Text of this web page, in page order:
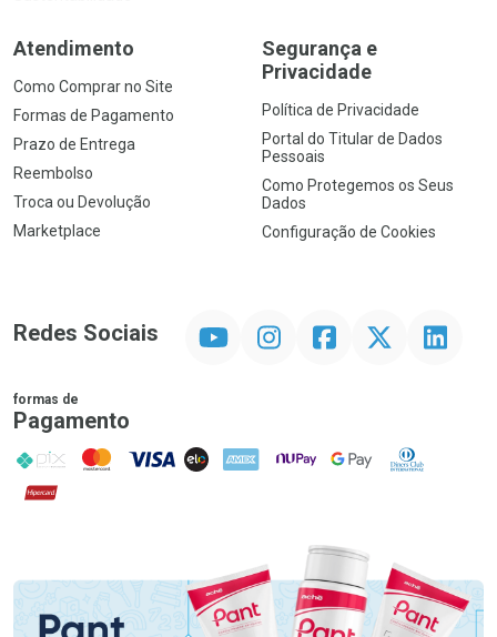
Atendimento
Como Comprar no Site
Formas de Pagamento
Prazo de Entrega
Reembolso
Troca ou Devolução
Marketplace
Segurança e
Privacidade
Política de Privacidade
Portal do Titular de Dados
Pessoais
Como Protegemos os Seus
Dados
Configuração de Cookies
Redes Sociais InstagramFacebookTwitter Linkedin
formas de
Pagamento
PIX MasterCard
VISA ELO AMEX NuPay Google PayDiners Club
Hipercard
Promoção em Destaque